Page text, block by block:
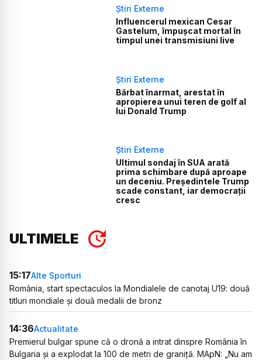
Știri Externe
Influencerul mexican Cesar
Gastelum, împușcat mortal în
timpul unei transmisiuni live
Știri Externe
Bărbat înarmat, arestat în
apropierea unui teren de golf al
lui Donald Trump
Știri Externe
Ultimul sondaj în SUA arată
prima schimbare după aproape
un deceniu. Președintele Trump
scade constant, iar democrații
cresc
ULTIMELE
15:17Alte Sporturi
România, start spectaculos la Mondialele de canotaj U19: două
titluri mondiale și două medalii de bronz
14:36Actualitate
Premierul bulgar spune că o dronă a intrat dinspre România în
Bulgaria și a explodat la 100 de metri de graniță. MApN: „Nu am